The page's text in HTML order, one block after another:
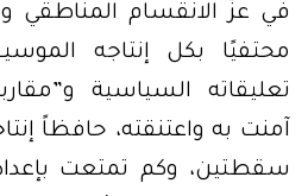
في عزّ الانقسام المناطقي
محتفيًا بكل إنتاجه
تعليقاته السياسية
آمنت به واعتنقته، حافظاً
سقطتين، وكم تمتعت